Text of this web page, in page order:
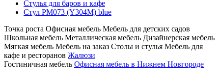
Стулья для баров и кафе
Стул PM073 (Y304M) blue
Точка роста Офисная мебель Мебель для детских садов
Школьная мебель Металлическая мебель Дизайнерская мебель
Мягкая мебель Мебель на заказ Столы и стулья Мебель для
кафе и ресторанов Жалюзи
Гостиничная мебель Офисная мебель в Нижнем Новгороде